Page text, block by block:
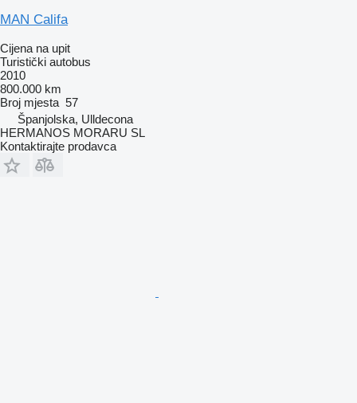
MAN Califa
Cijena na upit
Turistički autobus
2010
800.000 km
Broj mjesta 57
Španjolska, Ulldecona
HERMANOS MORARU SL
Kontaktirajte prodavca